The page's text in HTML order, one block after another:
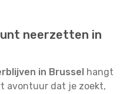
neerzetten in
in Brussel hangt
avontuur dat je zoekt,